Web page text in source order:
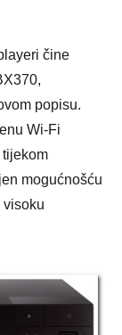
čine
popisu.
Wi-Fi
mogućnošću
visoku